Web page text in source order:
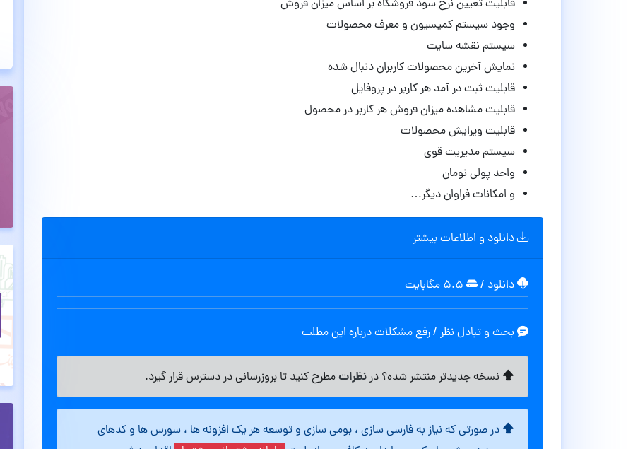
قابلیت تعیین نرخ سود فروشگاه بر اساس میزان فروش
وجود سیستم کمیسیون و معرف محصولات
سیستم نقشه سایت
نمایش آخرین محصولات کاربران دنبال شده
قابلیت ثبت در آمد هر کاربر در پروفایل
قابلیت مشاهده میزان فروش هر کاربر در محصول
قابلیت ویرایش محصولات
سیستم مدیریت قوی
واحد پولی نومان
و امکانات فراوان دیگر…
دانلود و اطلاعات بیشتر
دانلود /
بحث و تبادل نظر / رفع مشکلات درباره این مطلب
نسخه جدیدتر منتشر شده؟ درنظراتمطرح کنید تا بروزرسانی در دسترس قرار گیرد.
در صورتی که نیاز به فارسی سازی ، بومی سازی و توسعه هر یک افزونه ها ، سورس ها و کدهای